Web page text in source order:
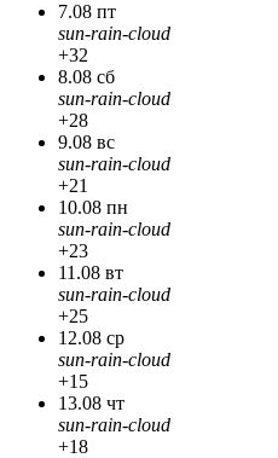
7.08 пт
sun-rain-cloud
+32
8.08 сб
sun-rain-cloud
+28
9.08 вс
sun-rain-cloud
+21
10.08 пн
sun-rain-cloud
+23
11.08 вт
sun-rain-cloud
+25
12.08 ср
sun-rain-cloud
+15
13.08 чт
sun-rain-cloud
+18